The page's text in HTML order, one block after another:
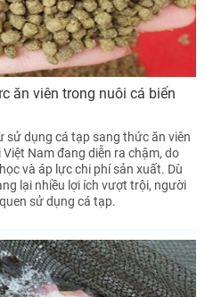
ăn viên trong nuôi cá biển
sử dụng cá tạp sang thức ăn viên
Nam đang diễn ra chậm, do
và áp lực chi phí sản xuất. Dù
lại nhiều lợi ích vượt trội, người
sử dụng cá tạp.